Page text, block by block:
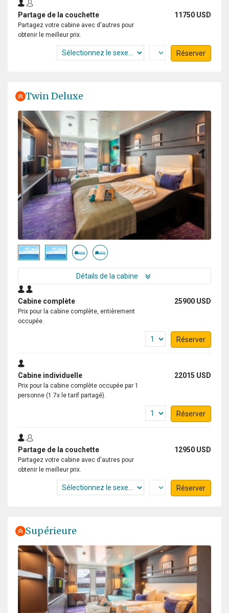
Partage de la couchette 11750 USD
Partagez votre cabine avec d'autres pour
obtenir le meilleur prix.
Réserver
Twin Deluxe
Détails de la cabine
Cabine complète 25900 USD
Prix pour la cabine complète, entièrement
occupée.
Réserver
Cabine individuelle 22015 USD
Prix pour la cabine complète occupée par 1
personne (1.7x le tarif partagé).
Réserver
Partage de la couchette 12950 USD
Partagez votre cabine avec d'autres pour
obtenir le meilleur prix.
Réserver
Supérieure